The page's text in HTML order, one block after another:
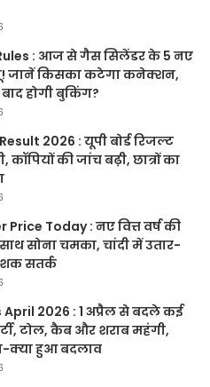
Rules : आज से गैस सिलेंडर के 5 नए
जानें किसका कटेगा कनेक्शन,
होगी बुकिंग?
2026 : यूपी बोर्ड रिजल्ट
कॉपियों की जांच बढ़ी, छात्रों का
Price Today : नए वित्त वर्ष की
सोना चमका, चांदी में उतार-
सतर्क
April 2026 : 1 अप्रैल से बदले कई
टोल, कैब और शराब महंगी,
क्या हुआ बदलाव